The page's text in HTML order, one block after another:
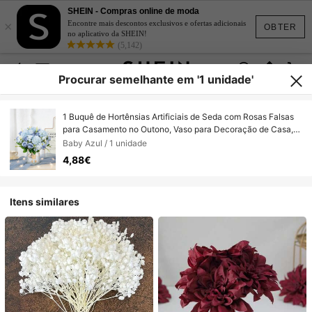
OBTER
×
SHEIN - Compras online de moda
Encontre mais descontos exclusivos e ofertas adicionais
no aplicativo da SHEIN!
(5,142)
Procurar semelhante em '1 unidade'
1 Buquê de Hortênsias Artificiais de Seda com Rosas Falsas
para Casamento no Outono, Vaso para Decoração de Casa,
Sala de Jantar, Quarto, Acessórios para Festas de Aniversário
e Jardins Externos.
Baby Azul / 1 unidade
4,88€
Itens similares